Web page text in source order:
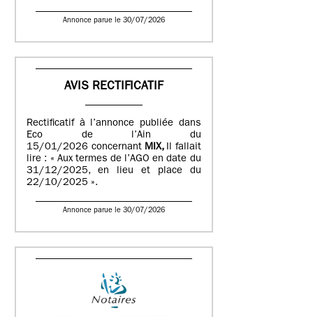
Annonce parue le 30/07/2026
AVIS RECTIFICATIF
Rectificatif à l’annonce publiée dans
Eco de l’Ain du
15/01/2026 concernant MIX, Il fallait
lire : « Aux termes de l’AGO en date du
31/12/2025, en lieu et place du
22/10/2025 ».
Annonce parue le 30/07/2026